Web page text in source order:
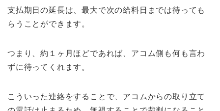
支払期日の延長は、最大で次の給料日までは待っても
らうことができます。
つまり、約１ヶ月ほどであれば、アコム側も何も言わ
ずに待ってくれます。
こういった連絡をすることで、アコムからの取り立て